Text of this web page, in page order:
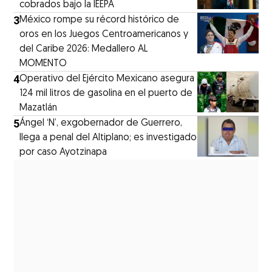
cobrados bajo la IEEPA
3México rompe su récord histórico de
oros en los Juegos Centroamericanos y
del Caribe 2026: Medallero AL
MOMENTO
4Operativo del Ejército Mexicano asegura
124 mil litros de gasolina en el puerto de
Mazatlán
5Ángel ‘N’, exgobernador de Guerrero,
llega a penal del Altiplano; es investigado
por caso Ayotzinapa